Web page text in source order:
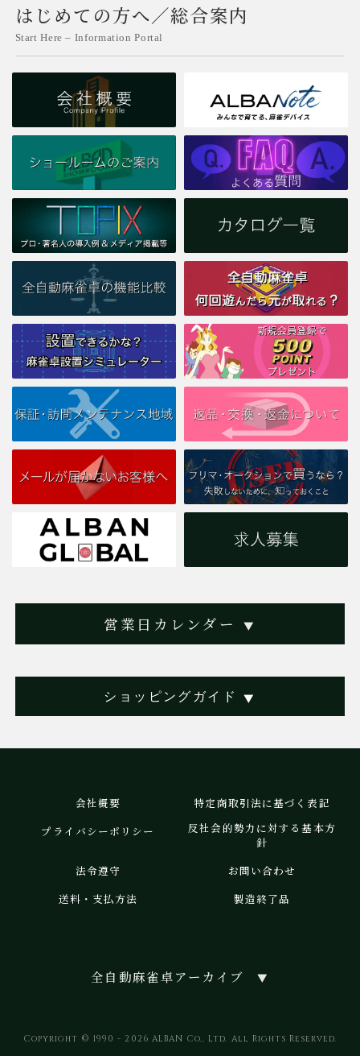
はじめての方へ／総合案内
Start Here – Information Portal
営業日カレンダー ▼
ショッピングガイド ▼
会社概要
特定商取引法に基づく表記
プライバシーポリシー
反社会的勢力に対する基本方
針
法令遵守
お問い合わせ
送料・支払方法
製造終了品
全自動麻雀卓アーカイブ ▼
Copyright © 1990 - 2026 ALBAN Co., Ltd. All Rights Reserved.